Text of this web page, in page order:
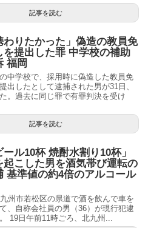
記事を読む
わりたかった」偽造の教員免
を提出した罪 中学校の補助
福岡
中学校で、採用時に偽造した教員免
出したとして逮捕された男が31日、
。過去に同じ罪で有罪判決を受け
記事を読む
ール10杯 焼酎水割り10杯」
起こした男を酒気帯び運転の
基準値の約4倍のアルコール
州市若松区の県道で酒を飲んで車を
、自称会社員の男（36）が現行犯逮
19日午前11時ごろ、北九州...